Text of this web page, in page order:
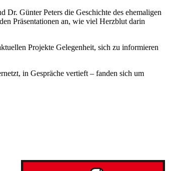
Günter Peters die Geschichte des ehemaligen
Präsentationen an, wie viel Herzblut darin
Projekte Gelegenheit, sich zu informieren
in Gespräche vertieft – fanden sich um